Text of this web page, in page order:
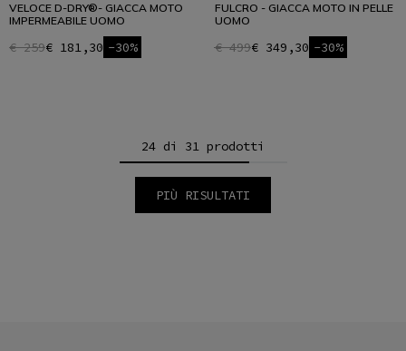
VELOCE D-DRY®- GIACCA MOTO
IMPERMEABILE UOMO
€ 259€ 181,30 -30%
FULCRO - GIACCA MOTO IN PELLE
UOMO
€ 499€ 349,30 -30%
24 di 31 prodotti
PIÙ RISULTATI